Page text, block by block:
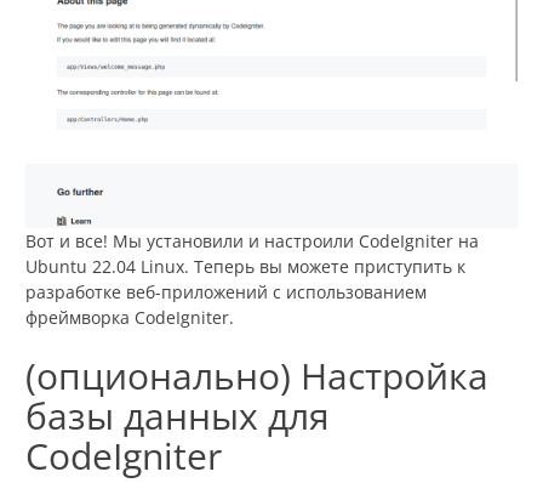
Вот и все! Мы установили и настроили CodeIgniter на
Ubuntu 22.04 Linux. Теперь вы можете приступить к
разработке веб-приложений с использованием
фреймворка CodeIgniter.
(опционально) Настройка
базы данных для
CodeIgniter